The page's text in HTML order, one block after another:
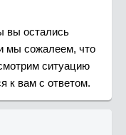
вы остались
мы сожалеем, что
ситуацию
к вам с ответом.